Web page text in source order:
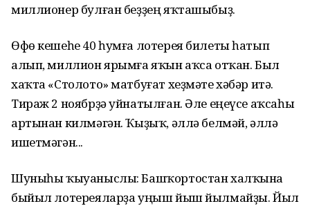
миллионер булған беҙҙең яҡташыбыҙ.
Өфө кешеһе 40 һумға лотерея билеты һатып
алып, миллион ярымға яҡын аҡса отҡан. Был
хаҡта «Столото» матбуғат хеҙмәте хәбәр итә.
Тираж 2 ноябрҙә уйнатылған. Әле еңеүсе аҡсаһы
артынан килмәгән. Ҡыҙыҡ, әллә белмәй, әллә
ишетмәгән...
Шуныһы ҡыуаныслы: Башҡортостан халҡына
быйыл лотереяларҙа уңыш йыш йылмайҙы. Йыл